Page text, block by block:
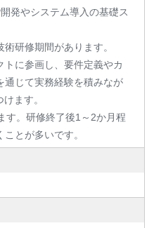
発やシステム導入の基礎ス
研修期間があります。
に参画し、要件定義やカ
通じて実務経験を積みなが
ます。
す。研修終了後1～2か月程
とが多いです。